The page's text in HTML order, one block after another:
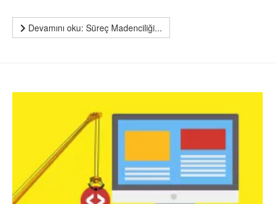
Devamını oku: Süreç Madenciliği...